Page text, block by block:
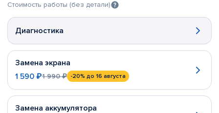
Стоимость работы (без детали)
Диагностика
Замена экрана
1 590 ₽1 990 ₽ -20% до 16 августа
Замена аккумулятора